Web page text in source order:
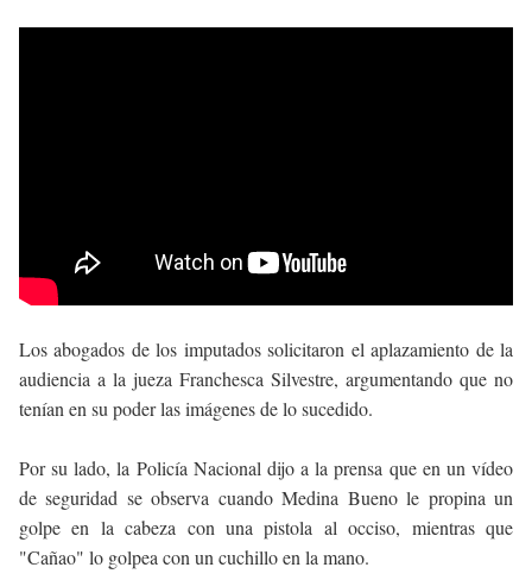
Los abogados de los imputados solicitaron el aplazamiento de la
audiencia a la jueza Franchesca Silvestre, argumentando que no
tenían en su poder las imágenes de lo sucedido.
Por su lado, la Policía Nacional dijo a la prensa que en un vídeo
de seguridad se observa cuando Medina Bueno le propina un
golpe en la cabeza con una pistola al occiso, mientras que
"Cañao" lo golpea con un cuchillo en la mano.